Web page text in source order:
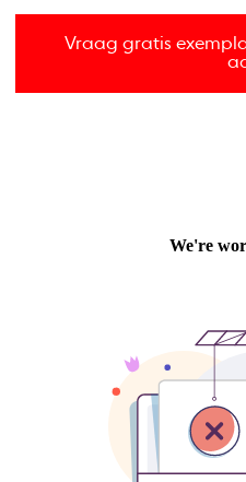
Vraag gratis